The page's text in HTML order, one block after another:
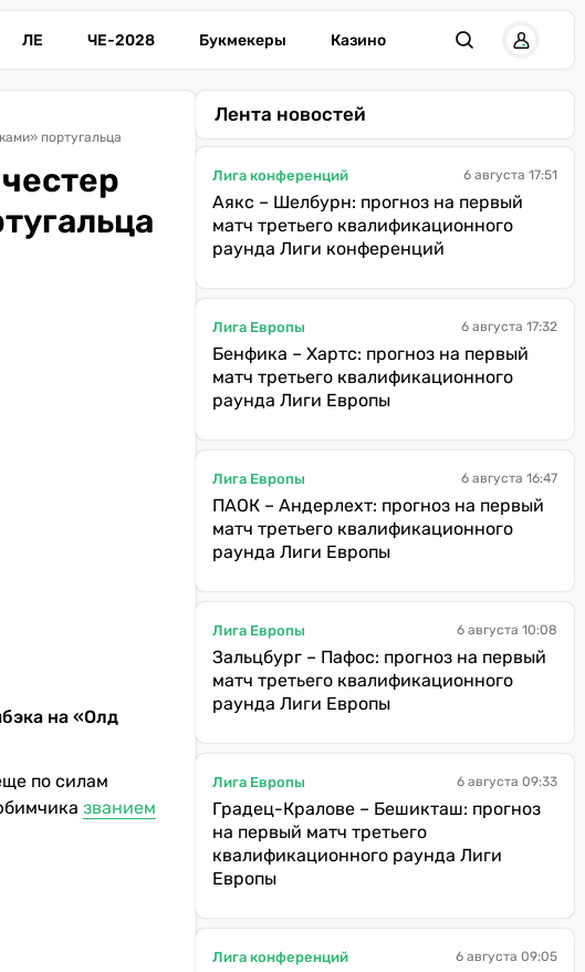
ЛЕ ЧЕ-2028 Букмекеры Казино
португальца
на «Олд
по силам
званием
Лента новостей
Лига конференций 6 августа 17:51
Аякс – Шелбурн: прогноз на первый
матч третьего квалификационного
раунда Лиги конференций
Лига Европы 6 августа 17:32
Бенфика – Хартс: прогноз на первый
матч третьего квалификационного
раунда Лиги Европы
Лига Европы 6 августа 16:47
ПАОК – Андерлехт: прогноз на первый
матч третьего квалификационного
раунда Лиги Европы
Лига Европы 6 августа 10:08
Зальцбург – Пафос: прогноз на первый
матч третьего квалификационного
раунда Лиги Европы
Лига Европы 6 августа 09:33
Градец-Кралове – Бешикташ: прогноз
на первый матч третьего
квалификационного раунда Лиги
Европы
Лига конференций 6 августа 09:05